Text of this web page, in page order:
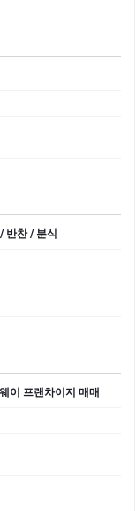
반찬 / 분식
이 프랜차이지 매매